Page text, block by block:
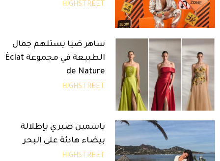
HIGHSTREET
ساهر ضيا يستلهم جمال
الطبيعة في مجموعة Éclat
de Nature
HIGHSTREET
ياسمين صبري بإطلالة
بيضاء هادئة على البحر
HIGHSTREET